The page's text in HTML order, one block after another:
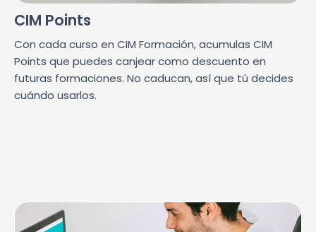
CIM Points
Con cada curso en CIM Formación, acumulas CIM
Points que puedes canjear como descuento en
futuras formaciones. No caducan, así que tú decides
cuándo usarlos.